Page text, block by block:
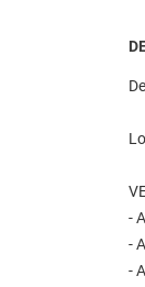
-
-
-